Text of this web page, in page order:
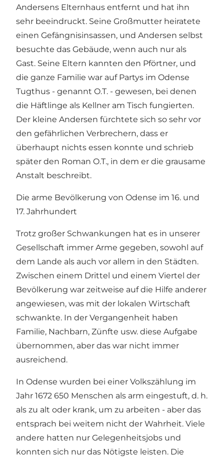
Andersens Elternhaus entfernt und hat ihn
sehr beeindruckt. Seine Großmutter heiratete
einen Gefängnisinsassen, und Andersen selbst
besuchte das Gebäude, wenn auch nur als
Gast. Seine Eltern kannten den Pförtner, und
die ganze Familie war auf Partys im Odense
Tugthus - genannt O.T. - gewesen, bei denen
die Häftlinge als Kellner am Tisch fungierten.
Der kleine Andersen fürchtete sich so sehr vor
den gefährlichen Verbrechern, dass er
überhaupt nichts essen konnte und schrieb
später den Roman O.T., in dem er die grausame
Anstalt beschreibt.
Die arme Bevölkerung von Odense im 16. und
17. Jahrhundert
Trotz großer Schwankungen hat es in unserer
Gesellschaft immer Arme gegeben, sowohl auf
dem Lande als auch vor allem in den Städten.
Zwischen einem Drittel und einem Viertel der
Bevölkerung war zeitweise auf die Hilfe anderer
angewiesen, was mit der lokalen Wirtschaft
schwankte. In der Vergangenheit haben
Familie, Nachbarn, Zünfte usw. diese Aufgabe
übernommen, aber das war nicht immer
ausreichend.
In Odense wurden bei einer Volkszählung im
Jahr 1672 650 Menschen als arm eingestuft, d. h.
als zu alt oder krank, um zu arbeiten - aber das
entsprach bei weitem nicht der Wahrheit. Viele
andere hatten nur Gelegenheitsjobs und
konnten sich nur das Nötigste leisten. Die